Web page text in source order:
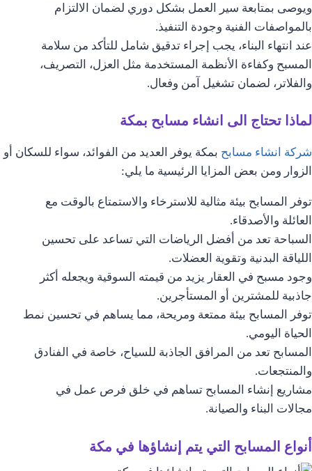
ويوصى بمتابعة سير العمل بشكل دوري لضمان الالتزام
بالمواصفات الفنية وجودة التنفيذ.
عند انتهاء البناء، يجب إجراء تدقيق شامل للتأكد من سلامة
المسبح وكفاءة الأنظمة المستخدمة مثل العزل، التصريف،
والفلاتر، لضمان تشغيل آمن وفعال.
لماذا تحتاج الى انشاء مسابح بمكة
شركة انشاء مسابح بمكة يوفر العديد من الفوائد، سواء للسكان أو
الزوار ومن بعض المزايا الرئيسية ما يلي:
توفر المسابح بيئة مثالية للاسترخاء والاستمتاع بالوقت مع
العائلة والأصدقاء.
السباحة تعد من أفضل الرياضات التي تساعد على تحسين
اللياقة البدنية وتقوية العضلات.
وجود مسبح في العقار يزيد من قيمته السوقية ويجعله أكثر
جاذبية للمشترين أو المستأجرين.
توفر المسابح بيئة ممتعة ومريحة، مما يساهم في تحسين نمط
الحياة اليومي.
المسابح تعد من المرافق الجاذبة للسياح، خاصة في الفنادق
والمنتجعات.
مشاريع إنشاء المسابح تساهم في خلق فرص عمل في
مجالات البناء والصيانة.
أنواع المسابح التي يتم إنشاؤها في مكة